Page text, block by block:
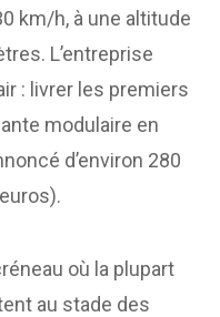
km/h, à une altitude
L’entreprise
: livrer les premiers
modulaire en
d’environ 280
où la plupart
au stade des